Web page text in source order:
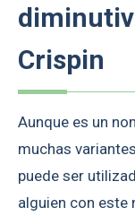
Crispin
Aunque es un
muchas
puede ser
alguien con este